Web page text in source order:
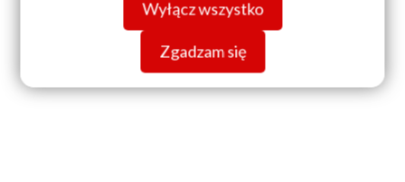
Wyłącz wszystko
Zgadzam się